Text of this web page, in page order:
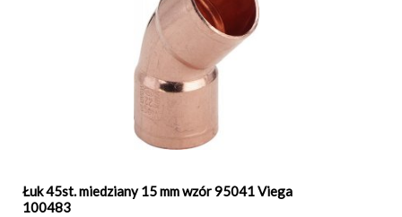
Łuk 45st. miedziany 15 mm wzór 95041 Viega
100483